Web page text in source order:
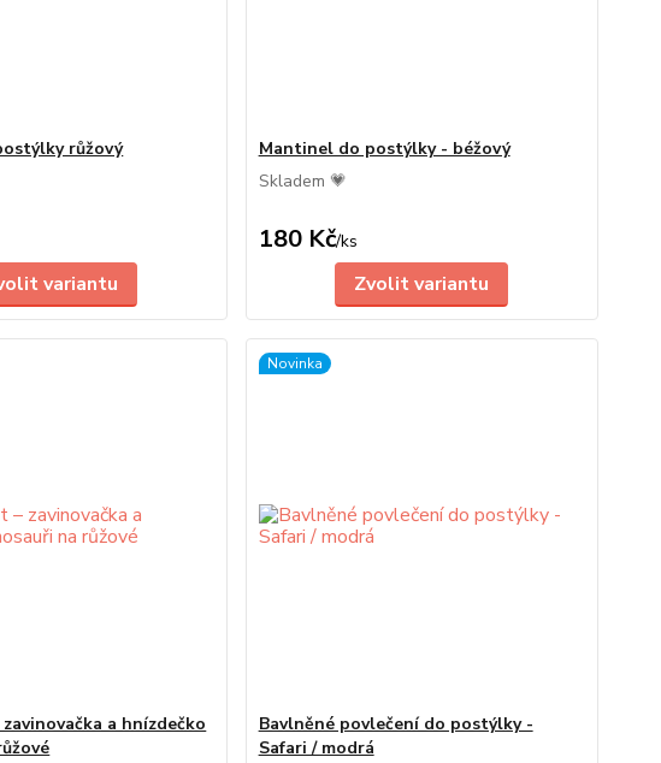
růžový
variantu
Mantinel do postýlky - béžový
Skladem 💗
180 Kč/ks
Zvolit variantu
a hnízdečko
Novinka
Bavlněné povlečení do postýlky -
Safari / modrá